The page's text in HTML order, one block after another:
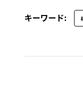
キーワード: